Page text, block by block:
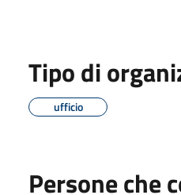
Tipo di
ufficio
Persone che